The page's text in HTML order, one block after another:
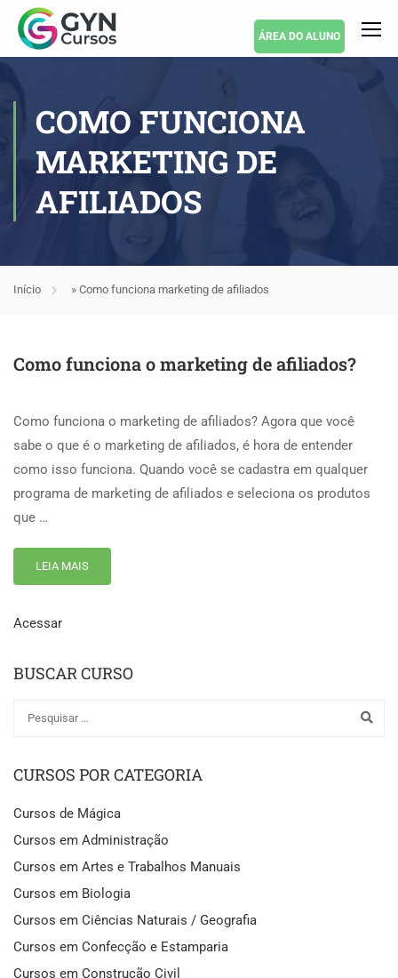
ÁREA DO ALUNO
COMO FUNCIONA
MARKETING DE
AFILIADOS
Início » Como funciona marketing de afiliados
Como funciona o marketing de afiliados?
Como funciona o marketing de afiliados? Agora que você
sabe o que é o marketing de afiliados, é hora de entender
como isso funciona. Quando você se cadastra em qualquer
programa de marketing de afiliados e seleciona os produtos
que …
LEIA MAIS
Acessar
BUSCAR CURSO
CURSOS POR CATEGORIA
Cursos de Mágica
Cursos em Administração
Cursos em Artes e Trabalhos Manuais
Cursos em Biologia
Cursos em Ciências Naturais / Geografia
Cursos em Confecção e Estamparia
Cursos em Construção Civil